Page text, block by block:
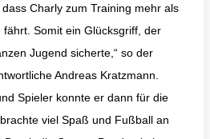
Charly zum Training mehr als
Somit ein Glücksgriff, der
Jugend sicherte,“ so der
Andreas Kratzmann.
Spieler konnte er dann für die
viel Spaß und Fußball an